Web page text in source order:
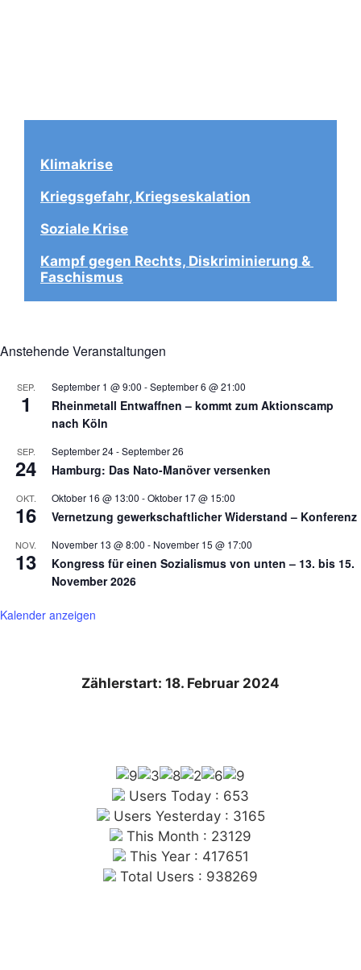
Klimakrise
Kriegsgefahr, Kriegseskalation
Soziale Krise
Kampf gegen Rechts, Diskriminierung &
Faschismus
Anstehende Veranstaltungen
SEP.
1
September 1 @ 9:00 -September 6 @ 21:00
Rheinmetall Entwaffnen – kommt zum Aktionscamp
nach Köln
SEP.
24
September 24-September 26
Hamburg: Das Nato-Manöver versenken
OKT.
16
Oktober 16 @ 13:00 -Oktober 17 @ 15:00
Vernetzung gewerkschaftlicher Widerstand – Konferenz
NOV.
13
November 13 @ 8:00 - November 15 @ 17:00
Kongress für einen Sozialismus von unten – 13. bis 15.
November 2026
Kalender anzeigen
Zählerstart: 18. Februar 2024
Users Today : 653
Users Yesterday : 3165
This Month : 23129
This Year : 417651
Total Users : 938269